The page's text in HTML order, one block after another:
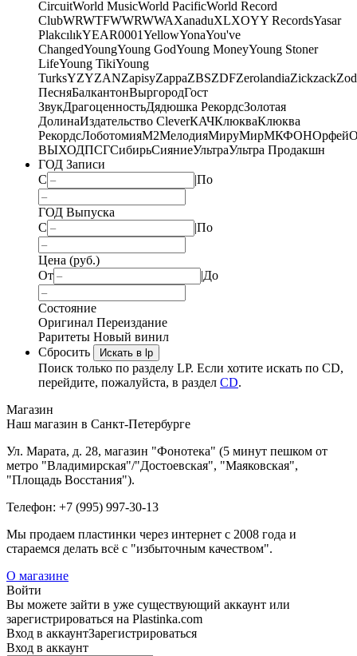
CircuitWorld MusicWorld PacificWorld Record
ClubWRWTFWWRWWAXanaduXLXOYY RecordsYasar
PlakcılıkYEAR0001YellowYonaYou've
ChangedYoungYoung GodYoung MoneyYoung Stoner
LifeYoung TikiYoung
TurksYZYZANZapisyZappaZBSZDFZerolandiaZickzack
ПесняБалкантонВыргородГост
ЗвукДрагоценностьДядюшка РекордсЗолотая
ДолинаИздательство CleverКАЧКлюкваКлюква
РекордсЛоботомияМ2МелодияМируМирМКФОНОрфей
ВЫХОДПСГСибирьСияниеУльтраУльтра Продакшн
ГОД Записи
С
|По
ГОД Выпуска
С
|По
Цена (руб.)
От
|До
Состояние
Оригинал Переиздание
Раритеты Новый винил
Сбросить
Искать в lp
Поиск только по разделу LP. Если хотите искать по CD,
перейдите, пожалуйста, в раздел CD.
Магазин
Наш магазин в Санкт-Петербурге
Ул. Марата, д. 28, магазин "Фонотека" (5 минут пешком от
метро "Владимирская"/"Достоевская", "Маяковская",
"Площадь Восстания").
Телефон: +7 (995) 997-30-13
Мы продаем пластинки через интернет c 2008 года и
стараемся делать всё с "избыточным качеством".
О магазине
Войти
Вы можете зайти в уже существующий аккаунт или
зарегистрироваться на Plastinka.com
Вход в аккаунтЗарегистрироваться
Вход в аккаунт